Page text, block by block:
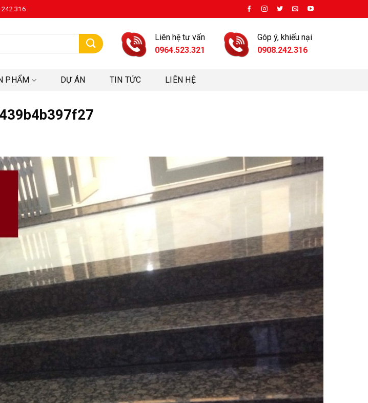
Liên hệ tư vấn
0964.523.321
Góp ý, khiếu nại
0908.242.316
PHẨM DỰ ÁN TIN TỨC LIÊN HỆ